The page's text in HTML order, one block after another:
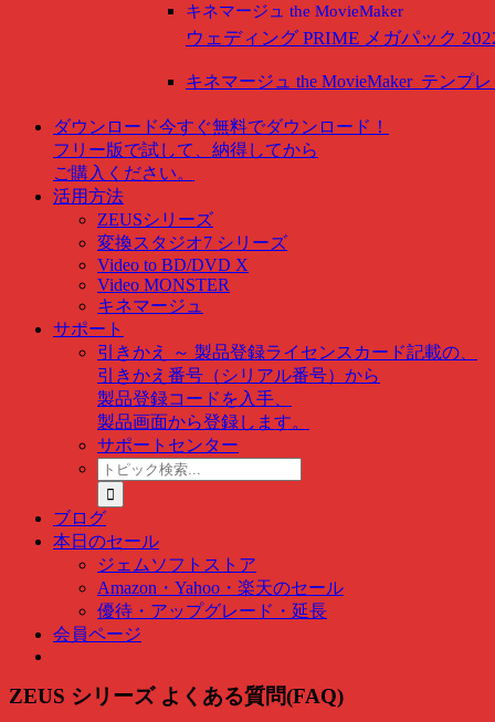
キネマージュ the MovieMaker
ウェディング PRIME メガパック
キネマージュ the MovieMakerテンプ
ダウンロード今すぐ無料でダウンロード！
フリー版で試して、納得してから
ご購入ください。
活用方法
ZEUSシリーズ
変換スタジオ7 シリーズ
Video to BD/DVD X
Video MONSTER
キネマージュ
サポート
引きかえ ～ 製品登録ライセンスカード記載の、
引きかえ番号（シリアル番号）から
製品登録コードを入手、
製品画面から登録します。
サポートセンター
ト
ピ
ッ
ク
検
索
…
ブログ
本日のセール
ジェムソフトストア
Amazon・Yahoo・楽天のセール
優待・アップグレード・延長
会員ページ
ZEUS シリーズ よくある質問(FAQ)